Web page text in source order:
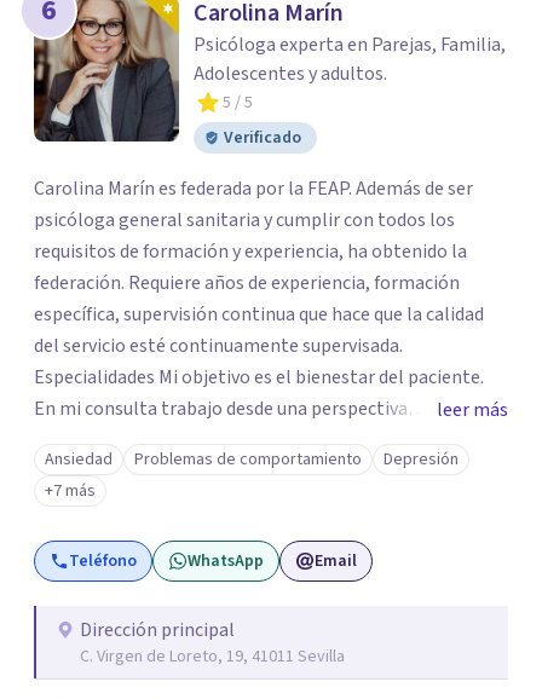
6 Carolina Marín
Psicóloga experta en Parejas, Familia,
Adolescentes y adultos.
5 / 5
Verificado
Carolina Marín es federada por la FEAP. Además de ser
psicóloga general sanitaria y cumplir con todos los
requisitos de formación y experiencia, ha obtenido la
federación. Requiere años de experiencia, formación
específica, supervisión continua que hace que la calidad
del servicio esté continuamente supervisada.
Especialidades Mi objetivo es el bienestar del paciente.
En mi consulta trabajo desde una perspectiva
integradora. Llevo 28 años trabajando para ayudar a las
personas a crecer y solucionar sus conflictos. Trato sólo
aquellos casos que realmente puedo ayudar. Depresión,
ansiedad, angustia, duelo por una pérdida, resolución de
conflictos, situaciones conflictivas en la familia, en la
La experiencia favorece la resolución de los casos, y la
formación continua. Carolina Marín es licenciada en
leer más
Ansiedad Problemas de comportamiento
Depresión
+7 más
Teléfono WhatsApp Email
Dirección principal
C. Virgen de Loreto, 19, 41011 Sevilla